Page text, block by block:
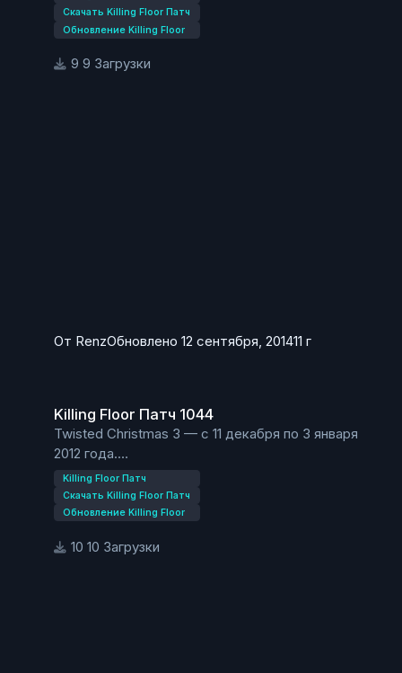
стандартных.Так же после обновления Killing Floor
все достижения, которые можно было получить
Скачать Killing Floor Патч
Обновление Killing Floor
9 Загрузки
От RenzОбновлено 12 сентября, 201411 г
Killing Floor Патч 1044
Twisted Christmas 3 — с 11 декабря по 3 января
2012 года.
Новый рождественский патч 1044 для Killing Floor
принесет много замечательых вещей.
Скачать Killing Floor патч 1044 можно из нашего
автообновление.
Killing Floor Патч
Скачать Killing Floor Патч
Обновление Killing Floor
10 Загрузки